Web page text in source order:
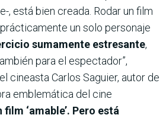
, está bien creada. Rodar un film
un solo personaje
sumamente estresante,
para el espectador”,
cineasta Carlos Saguier, autor de
emblemática del cine
film ‘amable’. Pero está